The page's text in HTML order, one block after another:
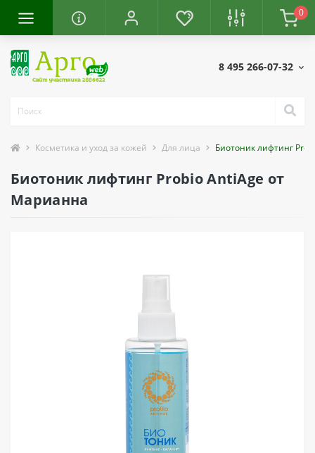
0
8 495 266-07-32
Косметика и уход за кожей Для лица Биотоник лифтинг
Биотоник лифтинг Probio AntiAge от
Марианна